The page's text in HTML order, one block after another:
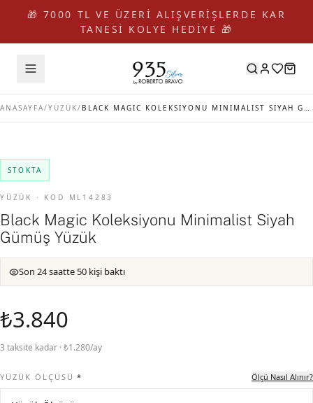
🎁 7000 TL VE ÜZERİ ALIŞVERİŞLERDE KAR
TANESİ KOLYE HEDİYE 🎁
ANASAYFA/YÜZÜK/ BLACK MAGIC KOLEKSIYONU MINIMALIST SIYAH GÜMÜŞ YÜZÜK
STOKTA
YÜZÜK · KOD ML14283
Black Magic Koleksiyonu Minimalist Siyah
Gümüş Yüzük
Son 24 saatte 50 kişi baktı
₺3.840
3 taksite kadar · ₺1.280/ay
YÜZÜK ÖLÇÜSÜ * Ölçü Nasıl Alınır?